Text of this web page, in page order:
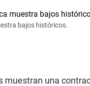
bajos históricos.
muestran una